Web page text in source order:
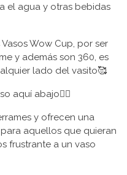
el agua y otras bebidas
Wow Cup, por ser
y además son 360, es
lado del vasito🥰
aquí abajo👇🏼
y ofrecen una
aquellos que quieran
frustrante a un vaso